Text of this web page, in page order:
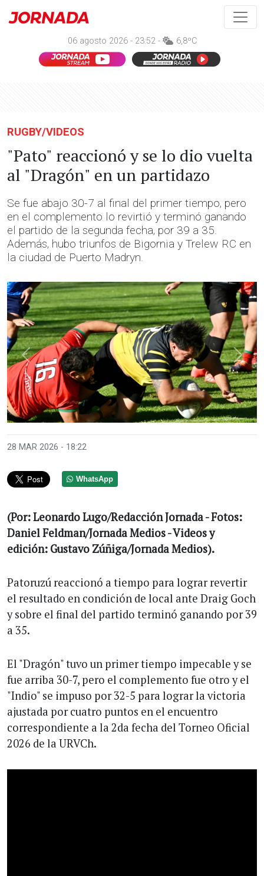
06 agosto 2026 - 23:52 - 6,8ºC
RUGBY/VIDEOS
"Pato" reaccionó y se lo dio vuelta
al "Dragón" en un partidazo
Se fue abajo 30-7 al final del primer tiempo, pero
en el complemento lo revirtió y terminó ganando
el partido de la segunda fecha, por 39 a 35.
Además, hubo triunfos de Bigornia y Trelew RC en
la ciudad de Puerto Madryn.
Anterior
28 MAR 2026 - 18:22
WhatsApp
(Por: Leonardo Lugo/Redacción Jornada - Fotos:
Daniel Feldman/Jornada Medios - Videos y
edición: Gustavo Zúñiga/Jornada Medios).
Patoruzú reaccionó a tiempo para lograr revertir
el resultado en condición de local ante Draig Goch
y sobre el final del partido terminó ganando por 39
a 35.
El "Dragón" tuvo un primer tiempo impecable y se
fue arriba 30-7, pero el complemento fue otro y el
"Indio" se impuso por 32-5 para lograr la victoria
ajustada por cuatro puntos en el encuentro
correspondiente a la 2da fecha del Torneo Oficial
2026 de la URVCh.